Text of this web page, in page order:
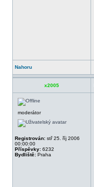
Nahoru
x2005
moderátor
Registrován: stř 25. říj 2006
00:00:00
Příspěvky: 6232
Bydliště: Praha